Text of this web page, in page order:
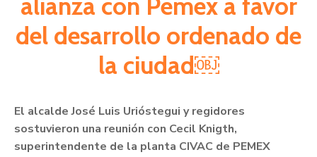
del desarrollo ordenado de
la ciudad￼
El alcalde José Luis Urióstegui y regidores
sostuvieron una reunión con Cecil Knigth,
superintendente de la planta CIVAC de PEMEX